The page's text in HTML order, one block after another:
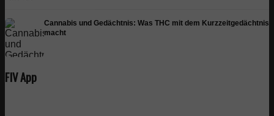
Cannabis und Gedächtnis: Was THC mit dem Kurzzeitgedächtnis
macht
FIV App